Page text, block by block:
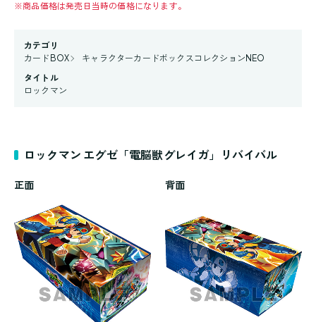
※商品価格は発売日当時の価格になります。
カテゴリ
カードBOX
キャラクターカードボックスコレクションNEO
タイトル
ロックマン
ロックマン エグゼ「電脳獣グレイガ」リバイバル
正面 背面